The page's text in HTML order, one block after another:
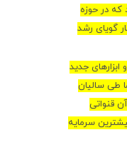
که در حوزه
گویای رشد
جدید
طی سالیان
قنواتی
سرمایه